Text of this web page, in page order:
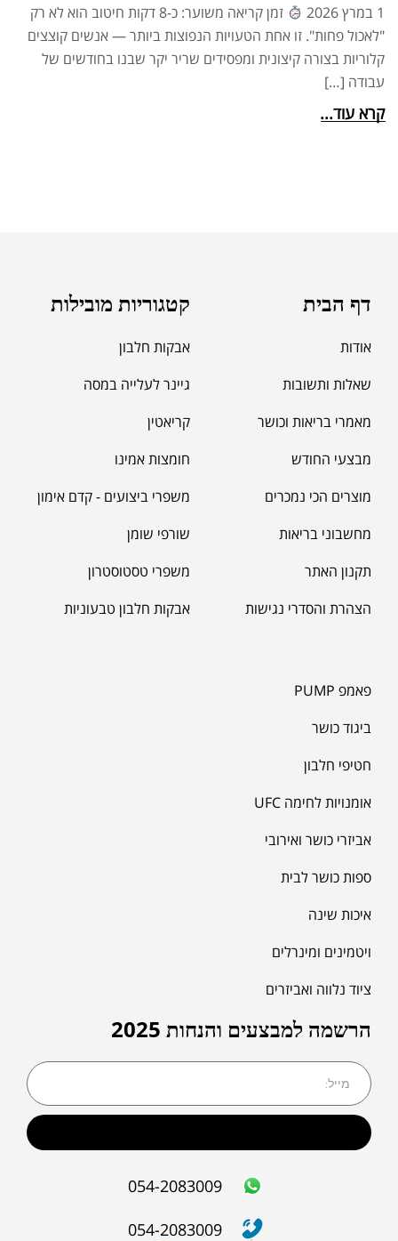
1 במרץ 2026
זמן קריאה משוער: כ-8 דקות חיטוב הוא לא רק
"לאכול פחות". זו אחת הטעויות הנפוצות ביותר — אנשים קוצצים
קלוריות בצורה קיצונית ומפסידים שריר יקר שבנו בחודשים של
עבודה […]
קרא עוד...
דף הבית
אודות
שאלות ותשובות
מאמרי בריאות וכושר
מבצעי החודש
מוצרים הכי נמכרים
מחשבוני בריאות
תקנון האתר
הצהרת והסדרי נגישות
קטגוריות מובילות
אבקות חלבון
גיינר לעלייה במסה
קריאטין
חומצות אמינו
משפרי ביצועים - קדם אימון
שורפי שומן
משפרי טסטוסטרון
אבקות חלבון טבעוניות
פאמפ PUMP
ביגוד כושר
חטיפי חלבון
אומנויות לחימה UFC
אביזרי כושר ואירובי
ספות כושר לבית
איכות שינה
ויטמינים ומינרלים
ציוד נלווה ואביזרים
הרשמה למבצעים והנחות 2025
054-2083009
054-2083009